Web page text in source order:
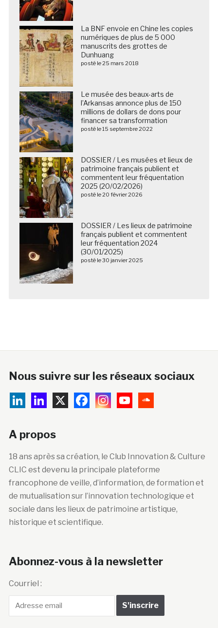
La BNF envoie en Chine les copies
numériques de plus de 5 000
manuscrits des grottes de
Dunhuang
posté le 25 mars 2018
Le musée des beaux-arts de
l’Arkansas annonce plus de 150
millions de dollars de dons pour
financer sa transformation
posté le 15 septembre 2022
DOSSIER / Les musées et lieux de
patrimoine français publient et
commentent leur fréquentation
2025 (20/02/2026)
posté le 20 février 2026
DOSSIER / Les lieux de patrimoine
français publient et commentent
leur fréquentation 2024
(30/01/2025)
posté le 30 janvier 2025
Nous suivre sur les réseaux sociaux
A propos
18 ans après sa création, le Club Innovation & Culture
CLIC est devenu la principale plateforme
francophone de veille, d’information, de formation et
de mutualisation sur l’innovation technologique et
sociale dans les lieux de patrimoine artistique,
historique et scientifique.
Abonnez-vous à la newsletter
Courriel :